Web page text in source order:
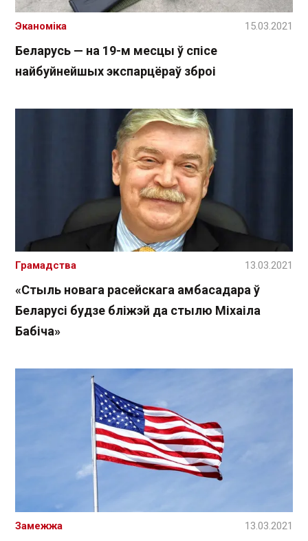
Беларусь — на 19-м месцы ў спісе
найбуйнейшых экспарцёраў зброі
Эканоміка 15.03.2021
«Стыль новага расейскага амбасадара ў
Беларусі будзе бліжэй да стылю Міхаіла
Бабіча»
Грамадства 13.03.2021
Замежжа 13.03.2021